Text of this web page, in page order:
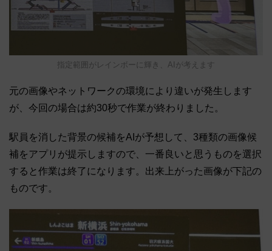
指定範囲がレインボーに輝き、AIが考えます
元の画像やネットワークの環境により違いが発生します
が、今回の場合は約30秒で作業が終わりました。
駅員を消した背景の候補をAIが予想して、3種類の画像候
補をアプリが提示しますので、一番良いと思うものを選択
すると作業は終了になります。出来上がった画像が下記の
ものです。